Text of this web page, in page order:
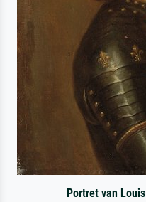
Portret van